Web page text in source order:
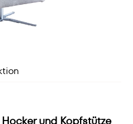
und Kopfstütze